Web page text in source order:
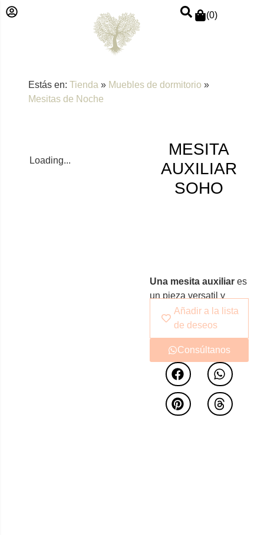
(0)
Estás en: Tienda » Muebles de dormitorio »
Mesitas de Noche
Loading...
MESITA
AUXILIAR
SOHO
Una mesita auxiliares
un pieza versatil y
funcional. Se pueden
ubicar en cualquier
estancia de nuestra
casa y los más
atrevidos utilizarla
como mesita de noche
ligera sin perder la
sofisticación que la
Añadir a la lista
de deseos
Consúltanos